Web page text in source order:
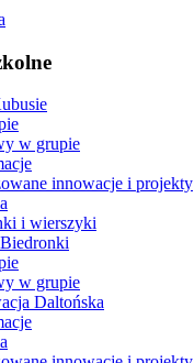
w grupie
innowacje i projekty
i wierszyki
Biedronki
w grupie
Daltońska